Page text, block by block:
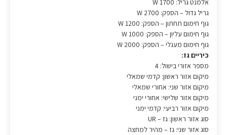
אלמנט גריל: 1700 W
גריל גדול – הספק: 2700 W
גוף חימום תחתון – הספק: 1200 W
גוף חימום עליון – הספק: 1000 W
גוף חימום מעגלי – הספק: 2000 W
כיריים גז:
מספר אזורי בישול: 4
מיקום אזור ראשון: קדמי שמאלי
מיקום אזור שני: אחורי שמאלי
מיקום אזור שלישי: אחורי ימני
מיקום אזור רביעי: קדמי ימני
סוג אזור ראשון: גז – UR
סוג אזור שני: גז – מהיר למחצה